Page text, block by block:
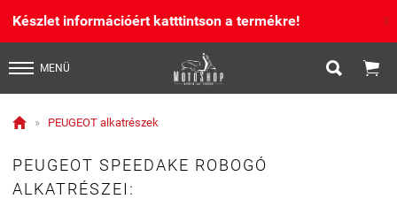
Készlet információért katttintson a termékre! X
MENÜ  
 » PEUGEOT alkatrészek
PEUGEOT SPEEDAKE ROBOGÓ
ALKATRÉSZEI: